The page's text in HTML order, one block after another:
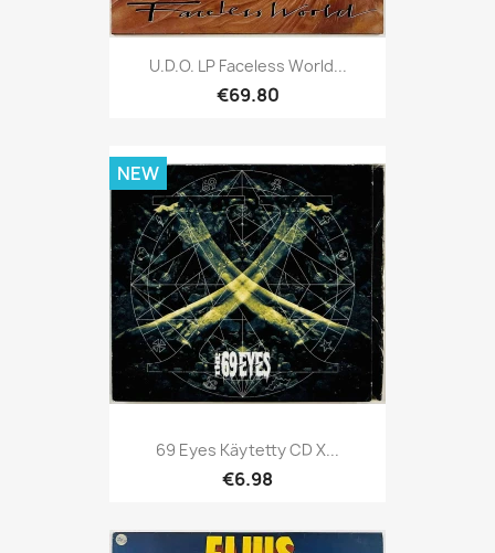
U.D.O. LP Faceless World...
€69.80
69 Eyes Käytetty CD X...
€6.98
NEW